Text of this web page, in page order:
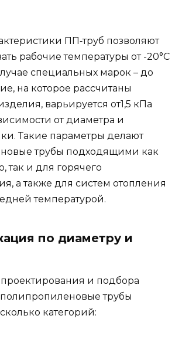
ПП‑труб позволяют
рабочие температуры от -20°C
специальных марок – до
на которое рассчитаны
варьируется от1,5 кПа
от диаметра и
Такие параметры делают
трубы подходящими как
так и для горячего
а также для систем отопления
температурой.
по диаметру и
и подбора
трубы
категорий: